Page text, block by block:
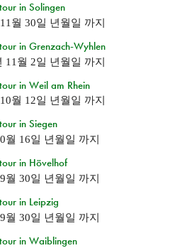
in Solingen
월 30일 년월일 까지
in Grenzach-Wyhlen
11월 2일 년월일 까지
in Weil am Rhein
월 12일 년월일 까지
in Siegen
월 16일 년월일 까지
in Hövelhof
월 30일 년월일 까지
in Leipzig
월 30일 년월일 까지
in Waiblingen